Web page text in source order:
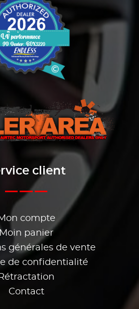
client
compte
panier
générales de vente
de confidentialité
Rétractation
Contact